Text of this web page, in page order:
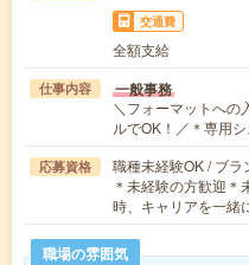
交通費
全額支給
仕事内容 一般事務
＼フォーマットへの
ルでOK！／＊専用
応募資格
職種未経験OK / ブ
＊未経験の方歓迎
時、キャリアを一緒
職場の雰囲気